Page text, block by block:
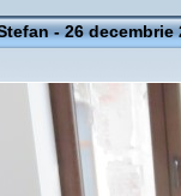
- 26 decembrie